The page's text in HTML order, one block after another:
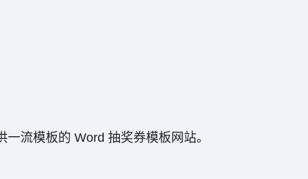
流模板的 Word 抽奖券模板网站。